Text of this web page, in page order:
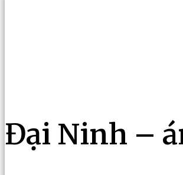
Đại Ninh –